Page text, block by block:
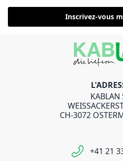
Inscrivez-vous
KABLAN
CH-3072
+41 21